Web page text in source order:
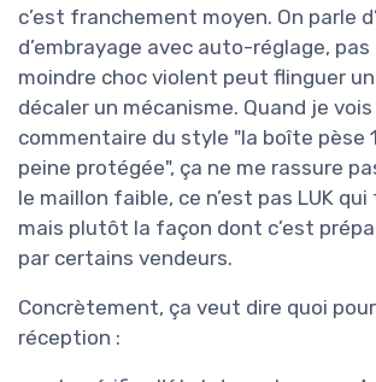
c’est franchement moyen. On parle
d’embrayage avec auto-réglage,
moindre choc violent peut flinguer
décaler un mécanisme. Quand je vois
commentaire du style "la boîte pèse
peine protégée", ça ne me rassure
le maillon faible, ce n’est pas LUK
mais plutôt la façon dont c’est
par certains vendeurs.
Concrètement, ça veut dire quoi
réception :